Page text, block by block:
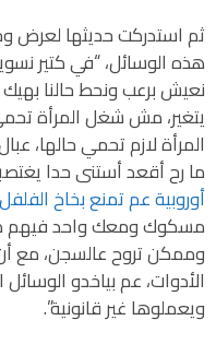
ثم استدركت حديثها لعرض
هذه الوسائل، “في كتير
نعيش برعب ونحط حالنا
يتغير، مش شغل المرأة
المرأة لازم تحمي حالها،
ما رح أقعد أستنى حدا
أوروبية عم تمنع بخاخ الفلفل
مسكوك ومعك واحد
وممكن تروح عالسجن، مع
الأدوات، عم بياخدو
ويعملوها غير قانونية”.